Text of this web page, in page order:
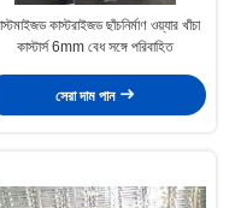
কাস্টরাইজড ছাঁচনির্মাণ ওয়্যার খাঁচা
কাস্টার্স 6mm বেধ সঙ্গে পরিবাহিত
সেরা দাম পান